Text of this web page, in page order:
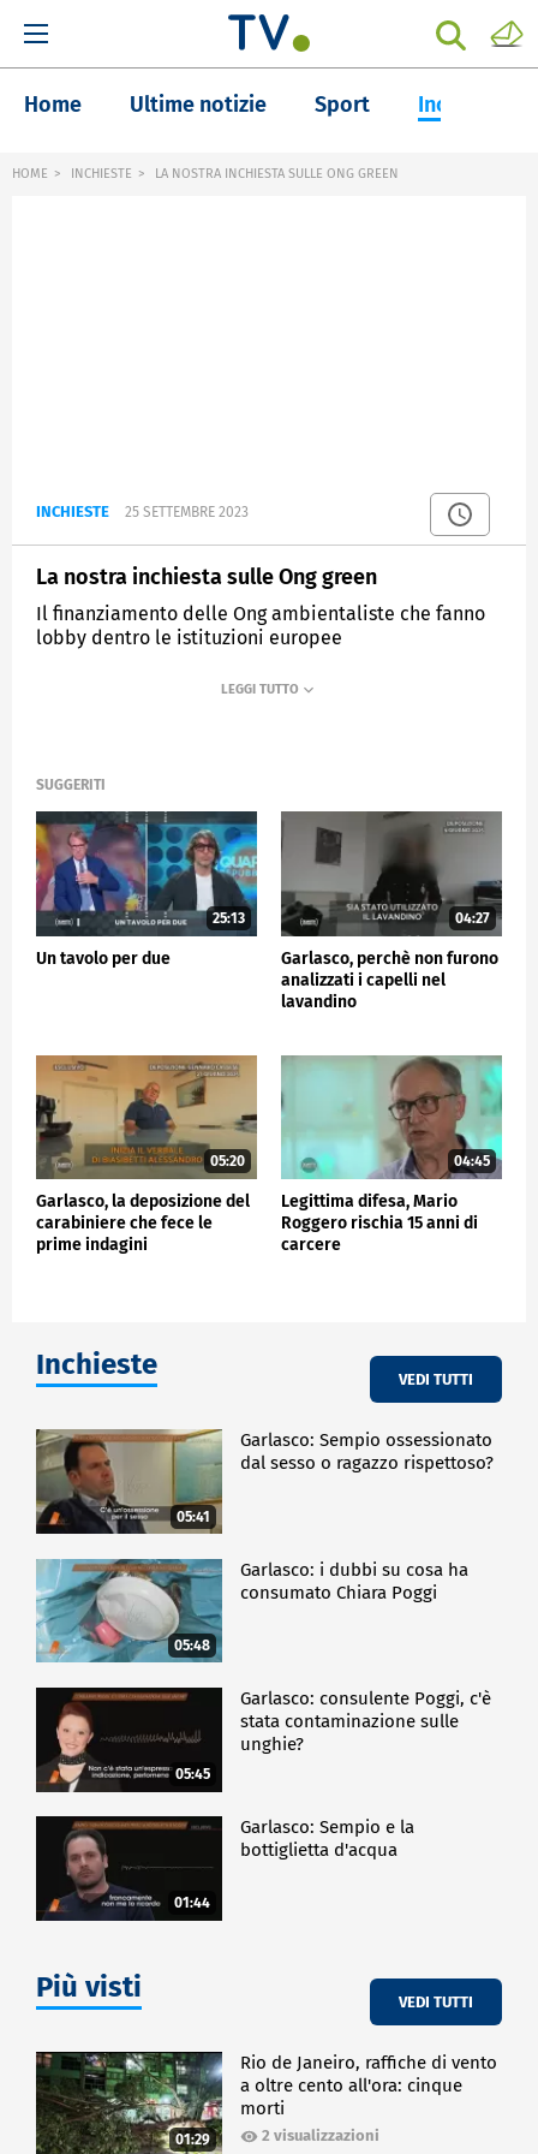
Home Ultime notizie Sport Inchieste
HOME INCHIESTE LA NOSTRA INCHIESTA SULLE ONG GREEN
INCHIESTE 25 SETTEMBRE 2023
La nostra inchiesta sulle Ong green
Il finanziamento delle Ong ambientaliste che fanno
lobby dentro le istituzioni europee
QUARTA REPUBBLICA
SUGGERITI
25:13
Un tavolo per due
04:27
Garlasco, perchè non furono
analizzati i capelli nel
lavandino
05:20
Garlasco, la deposizione del
carabiniere che fece le
prime indagini
04:45
Legittima difesa, Mario
Roggero rischia 15 anni di
carcere
Inchieste VEDI TUTTI
05:41
Garlasco: Sempio ossessionato
dal sesso o ragazzo rispettoso?
05:48
Garlasco: i dubbi su cosa ha
consumato Chiara Poggi
05:45
Garlasco: consulente Poggi, c'è
stata contaminazione sulle
unghie?
01:44
Garlasco: Sempio e la
bottiglietta d'acqua
Più visti VEDI TUTTI
01:29
Rio de Janeiro, raffiche di vento
a oltre cento all'ora: cinque
morti
2 visualizzazioni